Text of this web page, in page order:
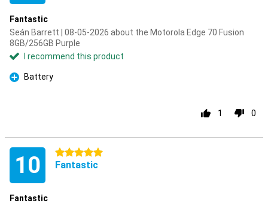
Fantastic
Seán Barrett | 08-05-2026 about the Motorola Edge 70 Fusion
8GB/256GB Purple
I recommend this product
Pro
Battery
1 0
10 5 stars
Fantastic
Fantastic